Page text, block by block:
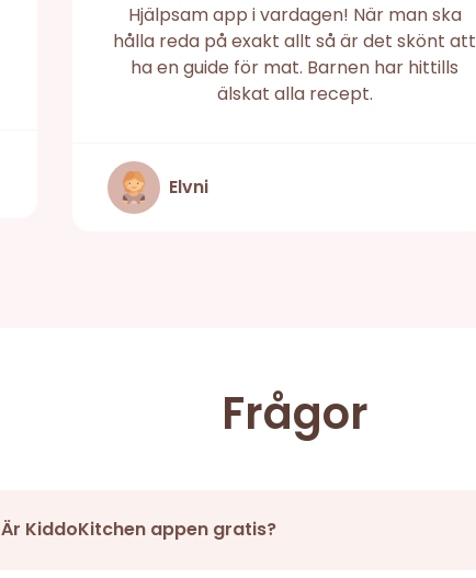
Hjälpsam app i vardagen! När man ska
hålla reda på exakt allt så är det skönt att
ha en guide för mat. Barnen har hittills
älskat alla recept.
Elvni
Frågor
Är KiddoKitchen appen gratis?